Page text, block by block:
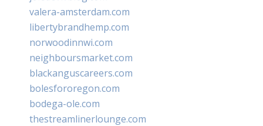
valera-amsterdam.com
libertybrandhemp.com
norwoodinnwi.com
neighboursmarket.com
blackanguscareers.com
bolesfororegon.com
bodega-ole.com
thestreamlinerlounge.com